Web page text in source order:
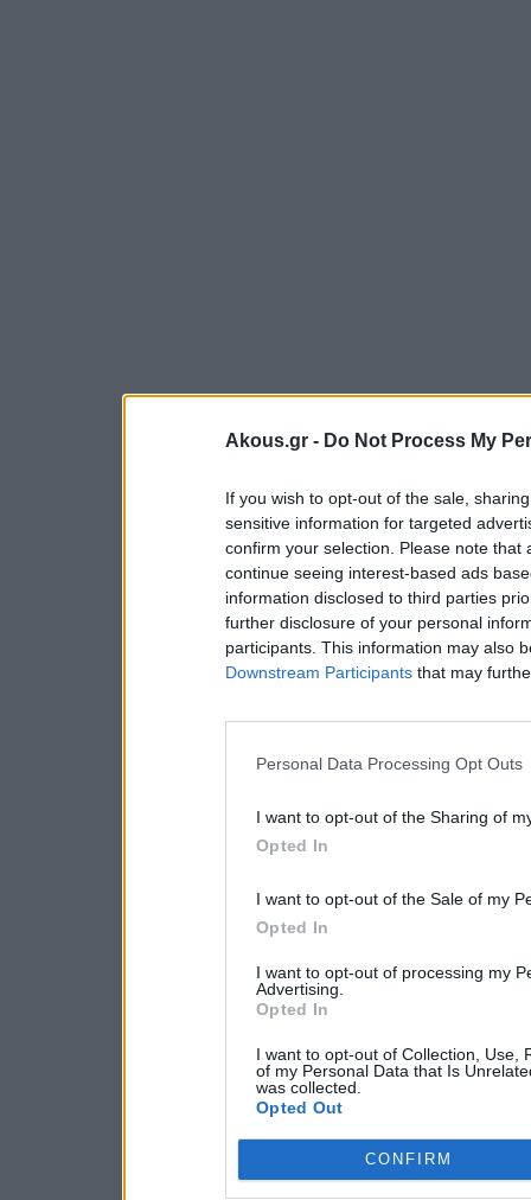
Akous.gr - Do Not Process My
If you wish to opt-out of the sale,
sensitive information for targeted
confirm your selection. Please note
continue seeing interest-based ads
information disclosed to third parties
further disclosure of your personal
participants. This information may also
Downstream Participants that may
Personal Data Processing Opt Outs
I want to opt-out of the Sharing of
Opted In
I want to opt-out of the Sale of my
Opted In
I want to opt-out of processing my
Advertising.
Opted In
I want to opt-out of Collection, Use,
of my Personal Data that Is
was collected.
Opted Out
CONFIRM